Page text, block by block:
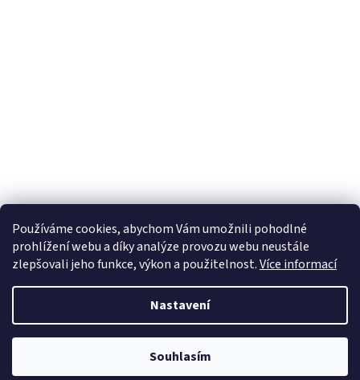
Používáme cookies, abychom Vám umožnili pohodlné
prohlížení webu a díky analýze provozu webu neustále
zlepšovali jeho funkce, výkon a použitelnost.Více informací
Nastavení
Souhlasím